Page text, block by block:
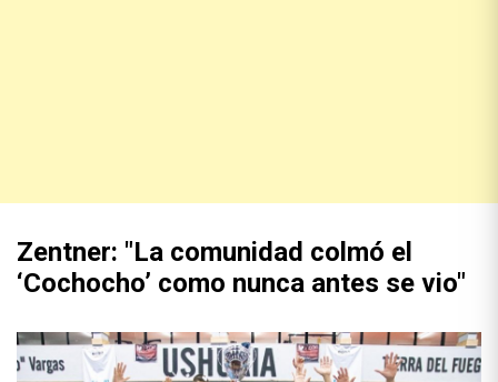
Zentner: "La comunidad colmó el
‘Cochocho’ como nunca antes se vio"